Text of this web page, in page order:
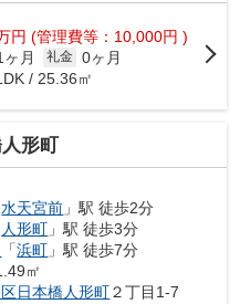
円 (管理費等：10,000円 )
ヶ月 礼金 0ヶ月
/ 25.36㎡
形町
水天宮前 」駅 徒歩2分
人形町 」駅 徒歩3分
「浜町 」駅 徒歩7分
㎡
日本橋人形町２丁目1-7